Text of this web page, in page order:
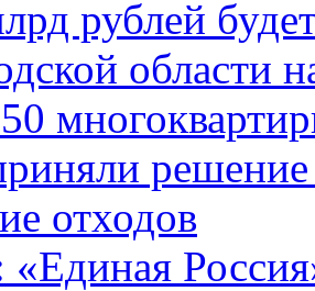
рублей
области
отходов